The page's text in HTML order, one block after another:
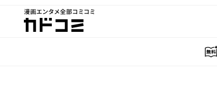
漫画エンタメ全部コミコミ
カドコミ